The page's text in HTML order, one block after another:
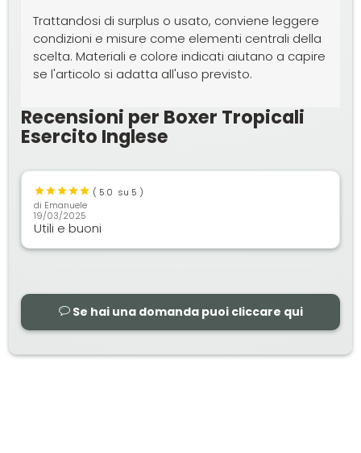
Trattandosi di surplus o usato, conviene leggere
condizioni e misure come elementi centrali della
scelta. Materiali e colore indicati aiutano a capire
se l'articolo si adatta all'uso previsto.
Recensioni per Boxer Tropicali
Esercito Inglese
( 5.0 su 5 )
di Emanuele
19/03/2025
Utili e buoni
Se hai una domanda puoi cliccare qui